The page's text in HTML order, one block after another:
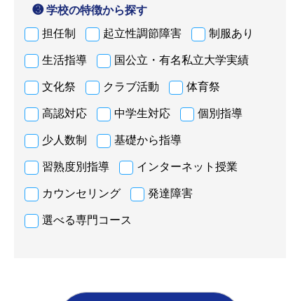
❸ 学校の特徴から探す
担任制
起立性調節障害 制服あり
生活指導 国公立・有名私立大学実績
文化祭 クラブ活動 体育祭
高認対応 中学生対応 個別指導
少人数制 基礎から指導
習熟度別指導 インターネット授業
カウンセリング 発達障害
選べる専門コース